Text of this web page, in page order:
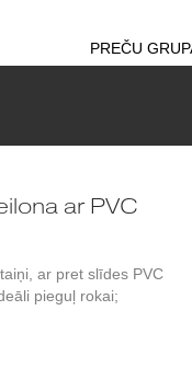
PREČU
ar PVC
ar pret slīdes PVC
pieguļ rokai;